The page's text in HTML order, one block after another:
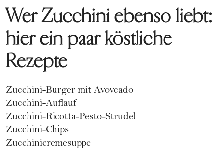
Wer Zucchini ebenso liebt:
hier ein paar köstliche
Rezepte
Zucchini-Burger mit Avovcado
Zucchini-Auflauf
Zucchini-Ricotta-Pesto-Strudel
Zucchini-Chips
Zucchinicremesuppe